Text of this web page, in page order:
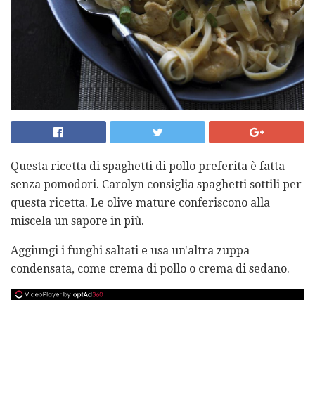
Questa ricetta di spaghetti di pollo preferita è fatta
senza pomodori. Carolyn consiglia spaghetti sottili per
questa ricetta. Le olive mature conferiscono alla
miscela un sapore in più.
Aggiungi i funghi saltati e usa un'altra zuppa
condensata, come crema di pollo o crema di sedano.